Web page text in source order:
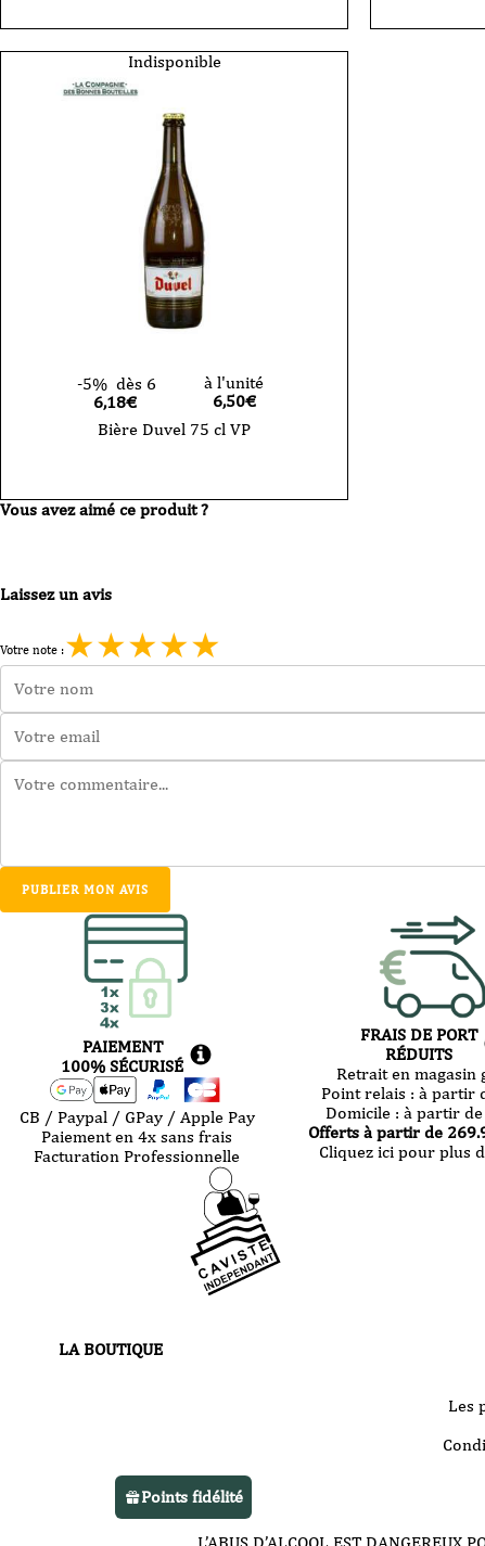
Indisponible
-5% dès 6
6,18€
à l'unité
6,50€
Bière Duvel 75 cl VP
Vous avez aimé ce produit ?
Laissez un avis
Votre note :★★★★★
PUBLIER MON AVIS
PAIEMENT
100% SÉCURISÉ
CB / Paypal / GPay / Apple Pay
Paiement en 4x sans frais
Facturation Professionnelle
FRAIS DE PORT
RÉDUITS
Retrait en magasin
Point relais : à partir
Domicile :à partir
Offerts à partir de
Cliquez ici pour plus
LA BOUTIQUE
de 10h à 13h
et de 14h à 22h
Les
Points fidélité